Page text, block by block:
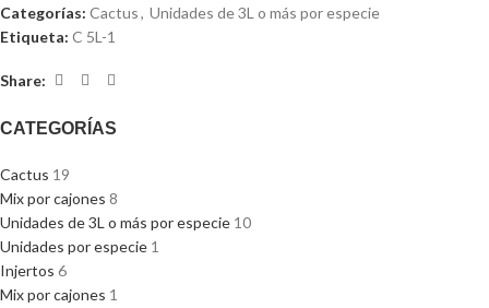
CATEGORÍAS
Cactus 19
Mix por cajones 8
Unidades de 3L o más por especie 10
Unidades por especie 1
Injertos 6
Mix por cajones 1
Categorías: Cactus, Unidades de 3L o más por especie
Etiqueta: C 5L-1
Share: